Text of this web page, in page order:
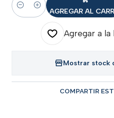
Cantidad AGREGAR AL
Agregar a la
Mostrar stock
COMPARTIR